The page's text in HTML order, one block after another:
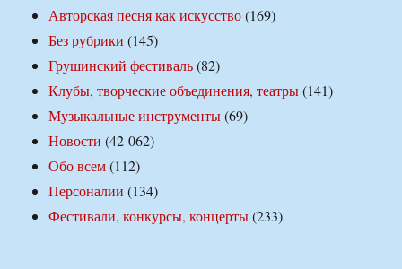
Авторская песня как искусство(169)
Без рубрики (145)
Грушинский фестиваль(82)
Клубы, творческие объединения, театры(141)
Музыкальные инструменты(69)
Новости (42 062)
Обо всем(112)
Персоналии (134)
Фестивали, конкурсы, концерты(233)